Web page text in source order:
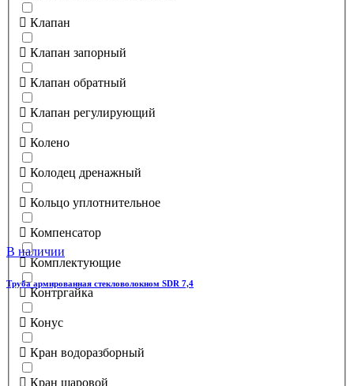
Клапан
Клапан запорный
Клапан обратный
Клапан регулирующий
Колено
Колодец дренажный
Кольцо уплотнительное
Компенсатор
Комплектующие
Контргайка
Конус
Кран водоразборный
Кран шаровой
В наличии
Труба армированная стекловолокном SDR 7,4